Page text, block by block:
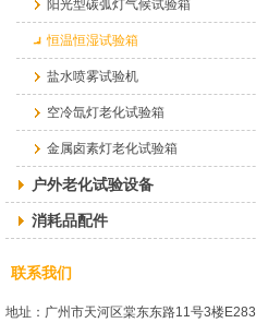
阳光型碳弧灯气候试验箱
恒温恒湿试验箱
盐水喷雾试验机
空冷氙灯老化试验箱
金属卤素灯老化试验箱
户外老化试验设备
消耗品配件
联系我们
地址：广州市天河区棠东东路11号3楼E283